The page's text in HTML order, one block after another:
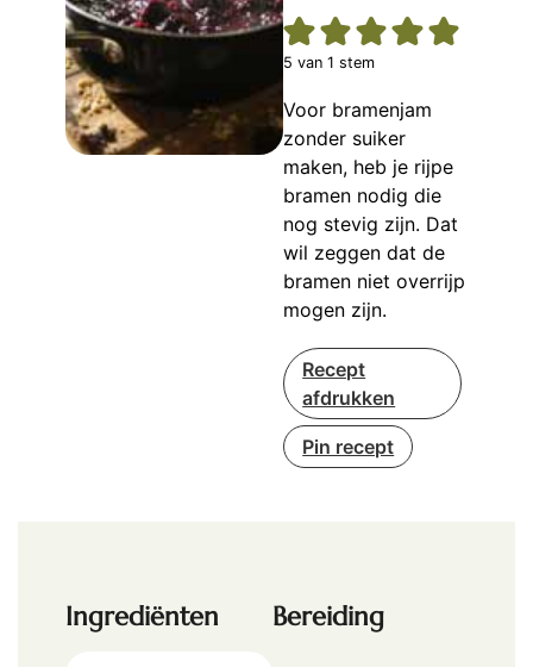
5 van 1 stem
Voor bramenjam
zonder suiker
maken, heb je rijpe
bramen nodig die
nog stevig zijn. Dat
wil zeggen dat de
bramen niet overrijp
mogen zijn.
Recept
afdrukken
Pin recept
Ingrediënten Bereiding